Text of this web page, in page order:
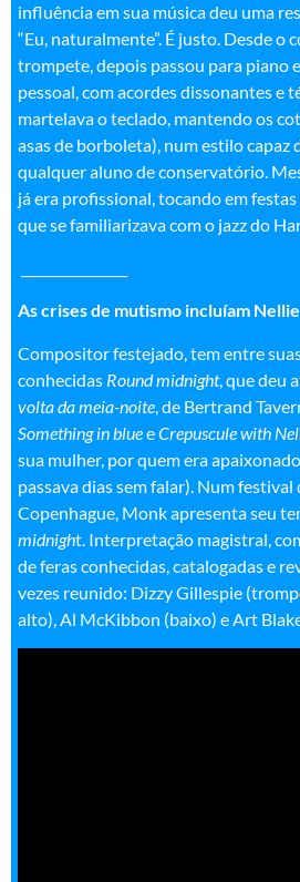
influência em sua música deu uma
“Eu, naturalmente”. É justo. Desde o
trompete, depois passou para piano
pessoal, com acordes dissonantes e
martelava o teclado, mantendo os
asas de borboleta), num estilo capaz
qualquer aluno de conservatório.
já era profissional, tocando em
que se familiarizava com o jazz do
As crises de mutismo incluíam Nellie
Compositor festejado, tem entre
conhecidas Round midnight, que deu
volta da meia-noite , de Bertrand
Something in blueeCrepuscule with
sua mulher, por quem era
passava dias sem falar). Num festival
Copenhague, Monk apresenta seu
midnight. Interpretação magistral,
de feras conhecidas, catalogadas e
vezes reunido: Dizzy Gillespie
alto), Al McKibbon (baixo) e Art